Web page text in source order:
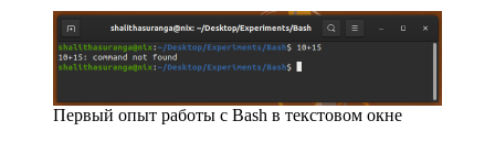
Первый опыт работы с Bash в текстовом окне